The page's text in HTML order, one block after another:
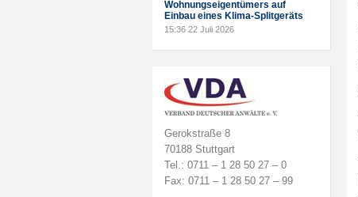
Wohnungseigentümers auf
Einbau eines Klima-Splitgeräts
15:36 22 Juli 2026
Gerokstraße 8
70188 Stuttgart
Tel.: 0711 – 1 28 50 27 – 0
Fax: 0711 – 1 28 50 27 – 99